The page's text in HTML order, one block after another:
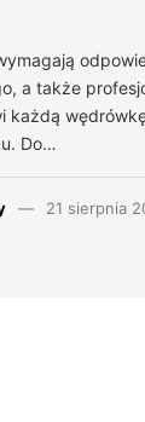
a także
każdą
Do…
21 sierpnia